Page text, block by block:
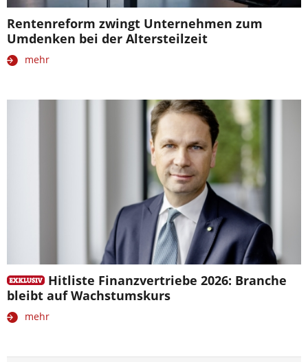
Rentenreform zwingt Unternehmen zum
Umdenken bei der Altersteilzeit
mehr
Hitliste Finanzvertriebe 2026: Branche
bleibt auf Wachstumskurs
mehr